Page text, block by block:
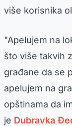
više korisnika
"Apelujem na
što više takvih
građane da se
apelujem na
opštinama da
je Dubravka